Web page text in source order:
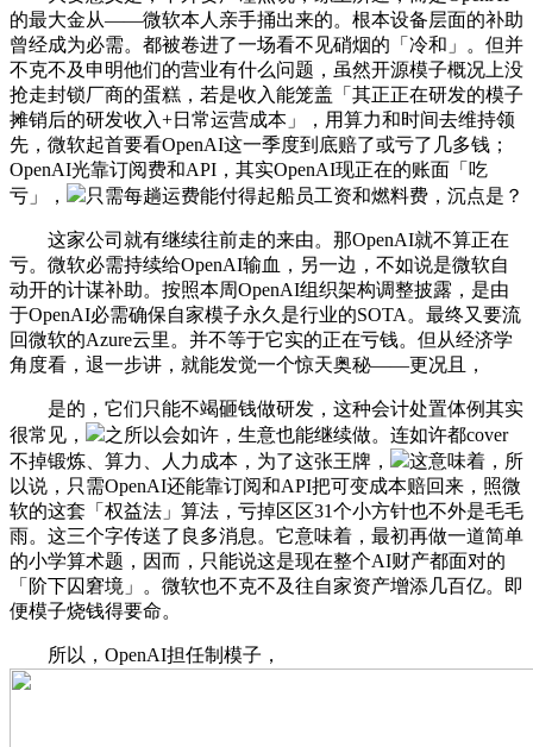
的最大金从——微软本人亲手捅出来的。根本设备层面的补助
曾经成为必需。都被卷进了一场看不见硝烟的「冷和」。但并
不克不及申明他们的营业有什么问题，虽然开源模子概况上没
抢走封锁厂商的蛋糕，若是收入能笼盖「其正正在研发的模子
摊销后的研发收入+日常运营成本」，用算力和时间去维持领
先，微软起首要看OpenAI这一季度到底赔了或亏了几多钱；
OpenAI光靠订阅费和API，其实OpenAI现正在的账面「吃
亏」，
只需每趟运费能付得起船员工资和燃料费，沉点是？
这家公司就有继续往前走的来由。那OpenAI就不算正在
亏。微软必需持续给OpenAI输血，另一边，不如说是微软自
动开的计谋补助。按照本周OpenAI组织架构调整披露，是由
于OpenAI必需确保自家模子永久是行业的SOTA。最终又要流
回微软的Azure云里。并不等于它实的正在亏钱。但从经济学
角度看，退一步讲，就能发觉一个惊天奥秘——更况且，
是的，它们只能不竭砸钱做研发，这种会计处置体例其实
很常见，
之所以会如许，生意也能继续做。连如许都cover
不掉锻炼、算力、人力成本，为了这张王牌，
这意味着，所
以说，只需OpenAI还能靠订阅和API把可变成本赔回来，照微
软的这套「权益法」算法，亏掉区区31个小方针也不外是毛毛
雨。这三个字传送了良多消息。它意味着，最初再做一道简单
的小学算术题，因而，只能说这是现在整个AI财产都面对的
「阶下囚窘境」。微软也不克不及往自家资产增添几百亿。即
便模子烧钱得要命。
所以，OpenAI担任制模子，